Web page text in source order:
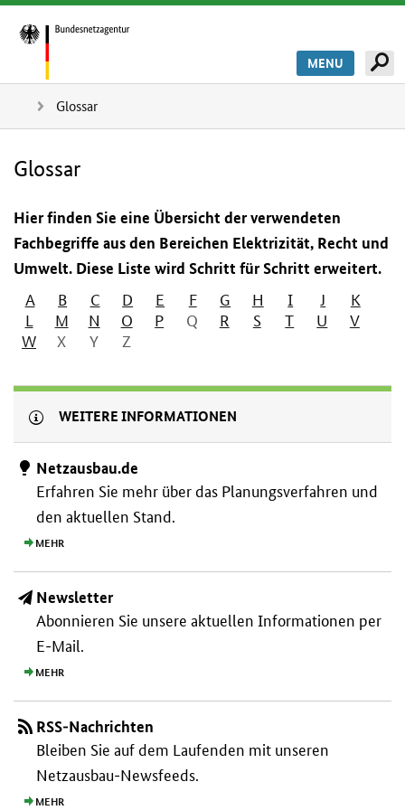
MENU
Glossar
Glossar
Hier finden Sie eine Übersicht der verwendeten
Fachbegriffe aus den Bereichen Elektrizität, Recht und
Umwelt. Diese Liste wird Schritt für Schritt erweitert.
A
B C D E F G H I J
K
L
M N O P Q R S T U
V
W
X Y Z
WEITERE INFORMATIONEN
Netzausbau.de
Erfahren Sie mehr über das Planungs­verfahren und
den aktuellen Stand.
MEHR
Newsletter
Abonnieren Sie unsere aktuellen Informationen per
E-Mail.
MEHR
RSS-Nachrichten
Bleiben Sie auf dem Laufenden mit unseren
Netzausbau-Newsfeeds.
MEHR